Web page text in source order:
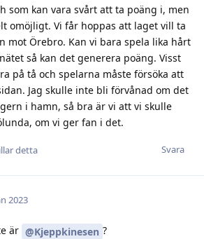
som kan vara svårt att ta poäng i, men
omöjligt. Vi får hoppas att laget vill ta
mot Örebro. Kan vi bara spela lika hårt
så kan det generera poäng. Visst
på tå och spelarna måste försöka att
Jag skulle inte bli förvånad om det
i hamn, så bra är vi att vi skulle
om vi ger fan i det.
Svara
detta
2023
är @Kjeppkinesen ?